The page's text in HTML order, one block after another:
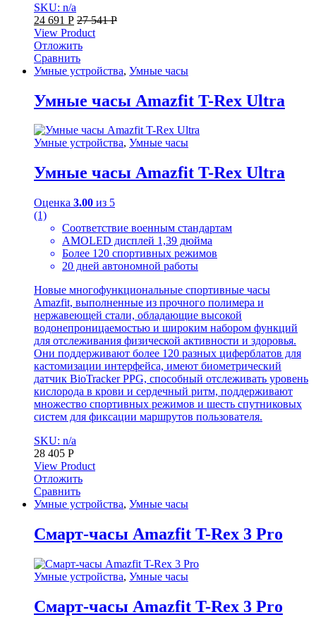
SKU: n/a
24 691 Р 27 541Р
View Product
Отложить
Сравнить
Умные устройства, Умные часы
Умные часы Amazfit T-Rex Ultra
Умные устройства, Умные часы
Умные часы Amazfit T-Rex Ultra
Оценка 3.00 из 5
(1)
Соответствие военным стандартам
AMOLED дисплей 1,39 дюйма
Более 120 спортивных режимов
20 дней автономной работы
Новые многофункциональные спортивные часы
Amazfit, выполненные из прочного полимера и
нержавеющей стали, обладающие высокой
водонепроницаемостью и широким набором функций
для отслеживания физической активности и здоровья.
Они поддерживают более 120 разных циферблатов для
кастомизации интерфейса, имеют биометрический
датчик BioTracker PPG, способный отслеживать уровень
кислорода в крови и сердечный ритм, поддерживают
множество спортивных режимов и шесть спутниковых
систем для фиксации маршрутов пользователя.
SKU: n/a
28 405 Р
View Product
Отложить
Сравнить
Умные устройства, Умные часы
Cмарт-часы Amazfit T-Rex 3 Pro
Умные устройства, Умные часы
Cмарт-часы Amazfit T-Rex 3 Pro